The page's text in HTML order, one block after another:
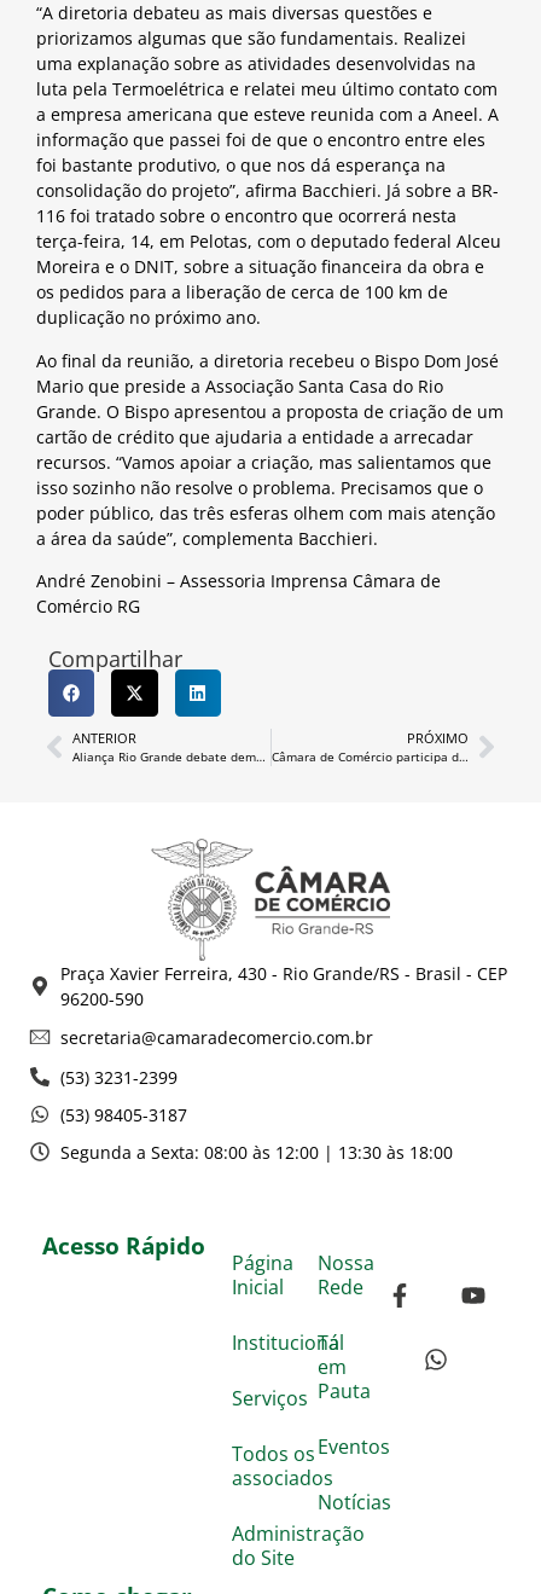
“A diretoria debateu as mais diversas questões e
priorizamos algumas que são fundamentais. Realizei
uma explanação sobre as atividades desenvolvidas na
luta pela Termoelétrica e relatei meu último contato com
a empresa americana que esteve reunida com a Aneel. A
informação que passei foi de que o encontro entre eles
foi bastante produtivo, o que nos dá esperança na
consolidação do projeto”, afirma Bacchieri. Já sobre a BR-
116 foi tratado sobre o encontro que ocorrerá nesta
terça-feira, 14, em Pelotas, com o deputado federal Alceu
Moreira e o DNIT, sobre a situação financeira da obra e
os pedidos para a liberação de cerca de 100 km de
duplicação no próximo ano.
Ao final da reunião, a diretoria recebeu o Bispo Dom José
Mario que preside a Associação Santa Casa do Rio
Grande. O Bispo apresentou a proposta de criação de um
cartão de crédito que ajudaria a entidade a arrecadar
recursos. “Vamos apoiar a criação, mas salientamos que
isso sozinho não resolve o problema. Precisamos que o
poder público, das três esferas olhem com mais atenção
a área da saúde”, complementa Bacchieri.
André Zenobini – Assessoria Imprensa Câmara de
Comércio RG
Compartilhar
ANTERIOR
Aliança Rio Grande debate demandas do Executivo
PRÓXIMO
Câmara de Comércio participa de homenagem à Refinaria
Praça Xavier Ferreira, 430 - Rio Grande/RS - Brasil - CEP
96200-590
secretaria@camaradecomercio.com.br
(53) 3231-2399
(53) 98405-3187
Segunda a Sexta: 08:00 às 12:00 | 13:30 às 18:00
Acesso Rápido
Página
Inicial
Institucional
Serviços
Todos os
associados
Administração
do Site
Nossa
Rede
Tá
em
Pauta
Eventos
Notícias